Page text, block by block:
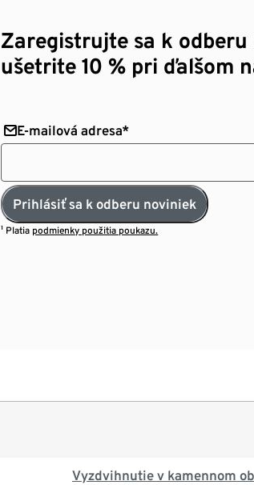
Zaregistrujte sa k odberu
ušetrite 10 % pri ďalšom
E-mailová adresa*
Prihlásiť sa k odberu noviniek
¹ Platia podmienky použitia poukazu.
Vyzdvihnutie v kamennom